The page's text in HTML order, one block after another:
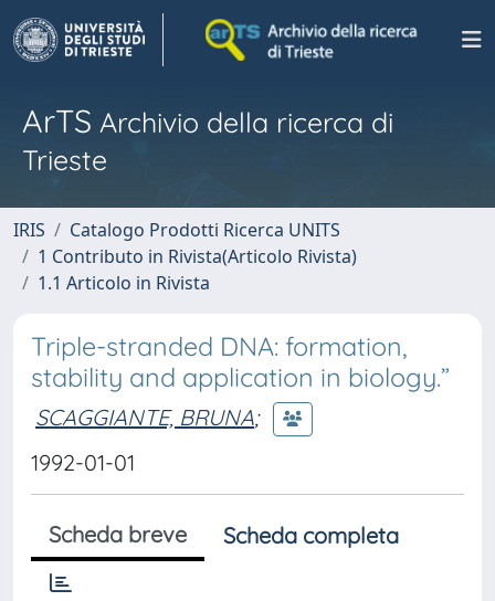
ArTS Archivio della ricerca di
Trieste
IRIS
Catalogo Prodotti Ricerca UNITS
1 Contributo in Rivista(Articolo Rivista)
1.1 Articolo in Rivista
Triple-stranded DNA: formation,
stability and application in biology.”
SCAGGIANTE, BRUNA;
1992-01-01
Scheda breve Scheda completa